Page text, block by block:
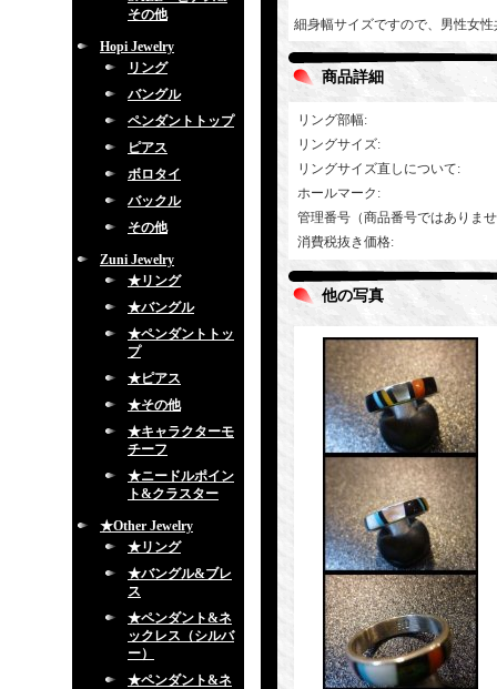
その他
Hopi Jewelry
リング
バングル
ペンダントトップ
ピアス
ボロタイ
バックル
その他
Zuni Jewelry
★リング
★バングル
★ペンダントトッ
プ
★ピアス
★その他
★キャラクターモ
チーフ
★ニードルポイン
ト&クラスター
★Other Jewelry
★リング
★バングル&ブレ
ス
★ペンダント&ネ
ックレス（シルバ
ー）
★ペンダント&ネ
細身幅サイズですので、男性女
商品詳細
リング部幅:
リングサイズ:
リングサイズ直しについて:
ホールマーク :
管理番号（商品番号ではありま
消費税抜き価格:
他の写真